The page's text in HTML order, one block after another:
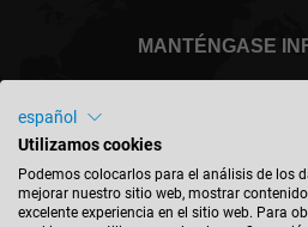
MANTÉNGASE
España -
español
Utilizamos cookies
Podemos colocarlos para el análisis de los
mejorar nuestro sitio web, mostrar
excelente experiencia en el sitio web. Para